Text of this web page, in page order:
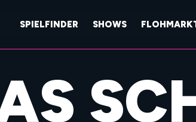
SPIELFINDER SHOWS